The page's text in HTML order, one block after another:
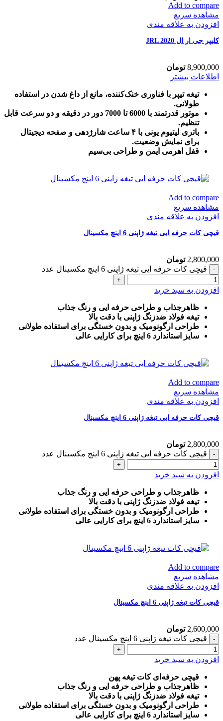
Add to compare
مشاهده سریع
افزودن به علاقه مندی
کلیپر جی ار ال JRL 2020
8,900,000 تومان
اطلاعات بیشتر
تیغه تیپر با فناوری خنک‌کننده، مانع از داغ شدن در استفاده
طولانی.
موتور قدرتمند با 6000 تا 7000 دور در دقیقه و دو سرعت قابل
تنظیم.
باتری لیتیوم یونی با ۴ ساعت شارژدهی و صفحه دیجیتال
برای نمایش وضعیت.
قفل اهرمی ایمن و طراحی بی‌سیم
Add to compare
مشاهده سریع
افزودن به علاقه مندی
قیچی کات حرفه ایی تیغه ژاپنی 6 اینچ مکسینال
2,800,000 تومان
قیچی کات حرفه ایی تیغه ژاپنی 6 اینچ مکسینال عدد
افزودن به سبد خرید
ظاهرجذاب و طراحی حرفه ایی و رنگ جذاب
تیغه فولاد ضدزنگ ژاپنی با دقت بالا
طراحی ارگونومیک و بدون خستگی برای استفاده طولانی
سایز استاندارد 6 اینچ برای کارایی عالی
Add to compare
مشاهده سریع
افزودن به علاقه مندی
قیچی کات حرفه ایی تیغه ژاپنی 6 اینچ مکسینال
2,800,000 تومان
قیچی کات حرفه ایی تیغه ژاپنی 6 اینچ مکسینال عدد
افزودن به سبد خرید
ظاهرجذاب و طراحی حرفه ایی و رنگ جذاب
تیغه فولاد ضدزنگ ژاپنی با دقت بالا
طراحی ارگونومیک و بدون خستگی برای استفاده طولانی
سایز استاندارد 6 اینچ برای کارایی عالی
Add to compare
مشاهده سریع
افزودن به علاقه مندی
قیچی کات تیغه ژاپنی 6 اینچ مکسینال
2,600,000 تومان
قیچی کات تیغه ژاپنی 6 اینچ مکسینال عدد
افزودن به سبد خرید
قیچی حرفه‌ای کات تیغه پهن
ظاهرجذاب و طراحی حرفه ایی و رنگ جذاب
تیغه فولاد ضدزنگ ژاپنی با دقت بالا
طراحی ارگونومیک و بدون خستگی برای استفاده طولانی
سایز استاندارد 6 اینچ برای کارایی عالی